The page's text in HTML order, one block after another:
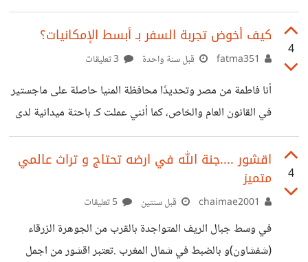
وهناك شيء غريب جدًا لاحظته داخل الغرفة. فوق باب غرفة
النوم مباشرة، على سقف الغرفة، توجد بصمة حذاء واضحة جدًا.
البصمة متجهة نحو باب الحمام، كأن شخصًا ما ضغط بنعل الحذاء
ويمكن رؤية تفاصيل المربعات الصغيرة في أسفل الحذاء، وكأنها
طُبعت بدقة. المثير للدهشة أن السقف تم تجديده منذ سنوات،
4
كيف أخوض تجربة السفر بـ أبسط الإمكانيات؟
قبل سنة واحدة
أنا فاطمة من مصر وتحديدًا محافظة المنيا حاصلة على ماجستير
في القانون العام والخاص، كما أنني عملت كـ باحثة ميدانية لدى
وزارة التضامن الاجتماعي، وتطوعت لدى مركز البحوث
الاجتماعية لميسرة. أرغب في التطوع لمؤسسات مجتمعية
تساعدني في التنقل من بلد إلى بلد، بغرض الانخراط في
المجتمعات المجاورة، كيف أبدأ؟ وهل يوجد هنا مؤسسات أو
شركات تساعد وتهدف لهذا النوع من التطوع؟
4
اقشور ....جنة الله في ارضه تحتاج و تراث عالمي
متميز
قبل سنتين
في وسط جبال الريف المتواجدة بالقرب من الجوهرة الزرقاء
(شفشاون)و بالضبط في شمال المغرب .تعتبر اقشور من اجمل